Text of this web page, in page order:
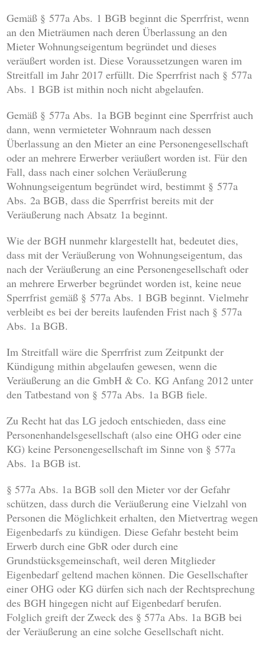
Gemäß § 577a Abs. 1 BGB beginnt die Sperrfrist, wenn
an den Mieträumen nach deren Überlassung an den
Mieter Wohnungseigentum begründet und dieses
veräußert worden ist. Diese Voraussetzungen waren im
Streitfall im Jahr 2017 erfüllt. Die Sperrfrist nach § 577a
Abs. 1 BGB ist mithin noch nicht abgelaufen.
Gemäß § 577a Abs. 1a BGB beginnt eine Sperrfrist auch
dann, wenn vermieteter Wohnraum nach dessen
Überlassung an den Mieter an eine Personengesellschaft
oder an mehrere Erwerber veräußert worden ist. Für den
Fall, dass nach einer solchen Veräußerung
Wohnungseigentum begründet wird, bestimmt § 577a
Abs. 2a BGB, dass die Sperrfrist bereits mit der
Veräußerung nach Absatz 1a beginnt.
Wie der BGH nunmehr klargestellt hat, bedeutet dies,
dass mit der Veräußerung von Wohnungseigentum, das
nach der Veräußerung an eine Personengesellschaft oder
an mehrere Erwerber begründet worden ist, keine neue
Sperrfrist gemäß § 577a Abs. 1 BGB beginnt. Vielmehr
verbleibt es bei der bereits laufenden Frist nach § 577a
Abs. 1a BGB.
Im Streitfall wäre die Sperrfrist zum Zeitpunkt der
Kündigung mithin abgelaufen gewesen, wenn die
Veräußerung an die GmbH & Co. KG Anfang 2012 unter
den Tatbestand von § 577a Abs. 1a BGB fiele.
Zu Recht hat das LG jedoch entschieden, dass eine
Personenhandelsgesellschaft (also eine OHG oder eine
KG) keine Personengesellschaft im Sinne von § 577a
Abs. 1a BGB ist.
§ 577a Abs. 1a BGB soll den Mieter vor der Gefahr
schützen, dass durch die Veräußerung eine Vielzahl von
Personen die Möglichkeit erhalten, den Mietvertrag wegen
Eigenbedarfs zu kündigen. Diese Gefahr besteht beim
Erwerb durch eine GbR oder durch eine
Grundstücksgemeinschaft, weil deren Mitglieder
Eigenbedarf geltend machen können. Die Gesellschafter
einer OHG oder KG dürfen sich nach der Rechtsprechung
des BGH hingegen nicht auf Eigenbedarf berufen.
Folglich greift der Zweck des § 577a Abs. 1a BGB bei
der Veräußerung an eine solche Gesellschaft nicht.